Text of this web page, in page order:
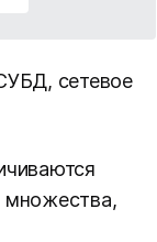
сетевое
множества,